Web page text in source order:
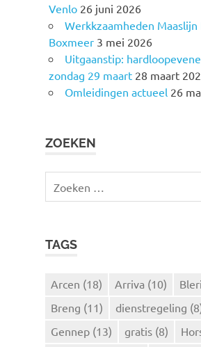
Venlo 26 juni 2026
Werkkzaamheden
Boxmeer 3 mei 2026
Uitgaanstip:
zondag 29 maart 28 maart
Omleidingen actueel 26
ZOEKEN
e
TAGS
Arcen (18) Arriva (10)
Breng (11) dienstregeling
Gennep (13) gratis (8)